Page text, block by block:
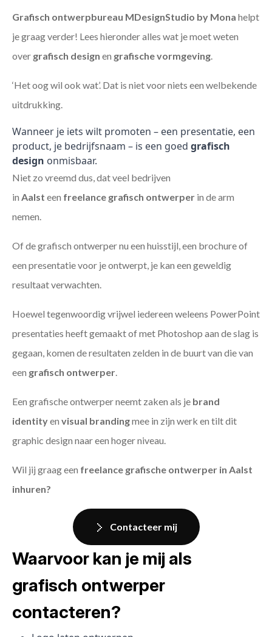
Grafisch ontwerpbureau MDesignStudio by Mona helpt
je graag verder! Lees hieronder alles wat je moet weten
over grafisch design en grafische vormgeving
‘Het oog wil ook wat’. Dat is niet voor niets een welbekende
uitdrukking.
Wanneer je iets wilt promoten – een presentatie, een
product, je bedrijfsnaam – is een goed grafisch
design onmisbaar.
Niet zo vreemd dus, dat veel bedrijven
in Aalst een freelance grafisch ontwerper in de arm
nemen.
Of de grafisch ontwerper nu een huisstijl, een brochure of
een presentatie voor je ontwerpt, je kan een geweldig
resultaat verwachten.
Hoewel tegenwoordig vrijwel iedereen weleens PowerPoint
presentaties heeft gemaakt of met Photoshop aan de slag is
gegaan, komen de resultaten zelden in de buurt van die van
een grafisch ontwerper
Een grafische ontwerper neemt zaken als je brand
identityen visual brandingmee in zijn werk en tilt dit
graphic design naar een hoger niveau.
Wil jij graag een freelance grafische ontwerper in Aalst
inhuren?
Contacteer mij
Waarvoor kan je mij als
grafisch ontwerper
contacteren?